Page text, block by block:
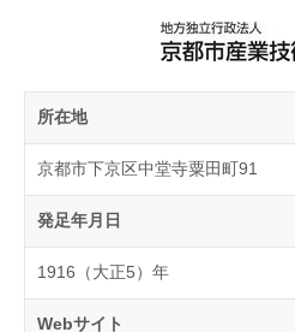
所在地
京都市下京区中堂寺粟田町91
発足年月日
1916（大正5）年
Webサイト